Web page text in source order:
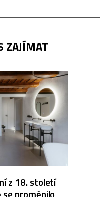
ZAJÍMAT
z 18. století
se proměnilo